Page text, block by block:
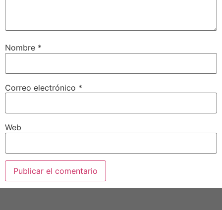
Nombre *
Correo electrónico *
Web